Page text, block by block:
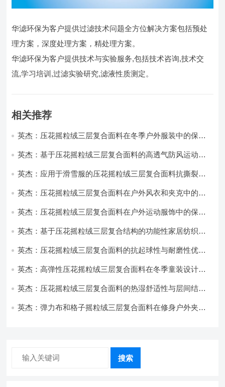
华滤环保为客户提供过滤技术问题全方位解决方案包括预处
理方案，深度处理方案，精处理方案。
华滤环保为客户提供技术与实验服务,包括技术咨询,技术交
流,学习培训,过滤实验研究,滤液性质测定。
相关推荐
英杰：压花摇粒绒三层复合面料在冬季户外服装中的保暖
英杰：基于压花摇粒绒三层复合面料的高透气防风运动服
英杰：应用于滑雪服的压花摇粒绒三层复合面料抗撕裂与
英杰：压花摇粒绒三层复合面料在户外风衣和夹克中的应
英杰：压花摇粒绒三层复合面料在户外运动服饰中的保暖
英杰：基于压花摇粒绒三层复合结构的功能性家居纺织品
英杰：压花摇粒绒三层复合面料的抗起球性与耐磨性优化
英杰：高弹性压花摇粒绒三层复合面料在冬季童装设计中
英杰：压花摇粒绒三层复合面料的热湿舒适性与层间结合
英杰：弹力布和格子摇粒绒三层复合面料在修身户外夹克
搜索